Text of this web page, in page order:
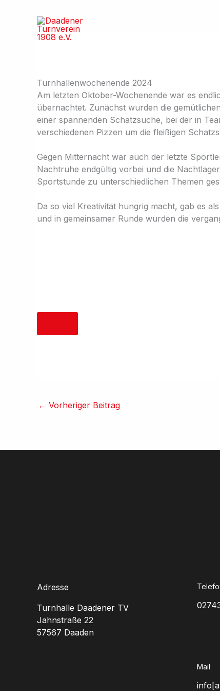
Turnhallenwochenende 2024
Am letzten Oktober-Wochenende war es
übernachtet. Zunächst wurden die
einer spannenden Schatzsuche, bei der in
verschiedenen Pizzen um die fleißigen
Gegen Mitternacht war auch der letzte
Nachtruhe endgültig vorbei und die
Sportstunde zu unterschiedlichen Themen
Da so viel Kreativität hungrig macht, gab es
und in gemeinsamer Runde wurden die
← Vorheriger Beitrag
Adresse
Turnhalle Daadener TV
Jahnstraße 22
57567 Daaden
Mail